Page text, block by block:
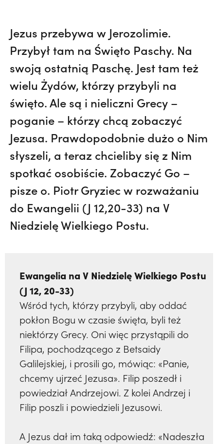
Jezus przebywa w Jerozolimie.
Przybył tam na Święto Paschy. Na
swoją ostatnią Paschę. Jest tam też
wielu Żydów, którzy przybyli na
święto. Ale są i nieliczni Grecy –
poganie – którzy chcą zobaczyć
Jezusa. Prawdopodobnie dużo o Nim
słyszeli, a teraz chcieliby się z Nim
spotkać osobiście. Zobaczyć Go –
pisze o. Piotr Gryziec w rozważaniu
do Ewangelii (J 12,20-33) na V
Niedzielę Wielkiego Postu.
Ewangelia na V Niedzielę Wielkiego Postu
(J 12, 20-33)
Wśród tych, którzy przybyli, aby oddać
pokłon Bogu w czasie święta, byli też
niektórzy Grecy. Oni więc przystąpili do
Filipa, pochodzącego z Betsaidy
Galilejskiej, i prosili go, mówiąc: «Panie,
chcemy ujrzeć Jezusa». Filip poszedł i
powiedział Andrzejowi. Z kolei Andrzej i
Filip poszli i powiedzieli Jezusowi.
A Jezus dał im taką odpowiedź: «Nadeszła